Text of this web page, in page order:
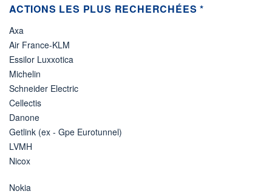
ACTIONS LES PLUS RECHERCHÉES *
Axa
Air France-KLM
Essilor Luxxotica
Michelin
Schneider Electric
Cellectis
Danone
Getlink (ex - Gpe Eurotunnel)
LVMH
Nicox
Nokia